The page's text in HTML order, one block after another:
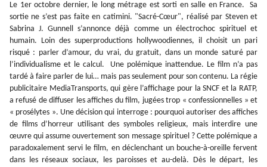
Le 1er octobre dernier, le long métrage est sorti en salle en France. Sa
sortie ne s’est pas faite en catimini. "Sacré-Cœur", réalisé par Steven et
Sabrina J. Gunnell s’annonce déjà comme un électrochoc spirituel et
humain. Loin des superproductions hollywoodiennes, il choisit un pari
risqué : parler d’amour, du vrai, du gratuit, dans un monde saturé par
l’individualisme et le calcul. Une polémique inattendue. Le film n’a pas
tardé à faire parler de lui… mais pas seulement pour son contenu. La régie
publicitaire MediaTransports, qui gère l’affichage pour la SNCF et la RATP,
a refusé de diffuser les affiches du film, jugées trop « confessionnelles » et
« prosélytes ». Une décision qui interroge : pourquoi autoriser des affiches
de films d’horreur utilisant des symboles religieux, mais interdire une
œuvre qui assume ouvertement son message spirituel ? Cette polémique a
paradoxalement servi le film, en déclenchant un bouche-à-oreille fervent
dans les réseaux sociaux, les paroisses et au-delà. Dès le départ, les